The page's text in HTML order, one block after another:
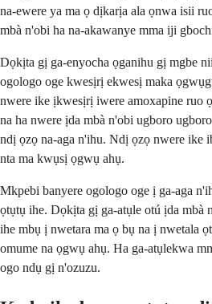
na-ewere ya ma ọ dịkarịa ala ọnwa isii
mbà n'obi ha na-akawanye mma iji
Dọkịta gị ga-enyocha ọganihu gị mgbe
ogologo oge kwesịrị ekwesị maka
nwere ike ịkwesịrị iwere amoxapine ruo
na ha nwere ịda mbà n'obi ugboro
ndị ọzọ na-aga n'ihu. Ndị ọzọ nwere ike
nta ma kwụsị ọgwụ ahụ.
Mkpebi banyere ogologo oge ị ga-aga
ọtụtụ ihe. Dọkịta gị ga-atụle otú ịda mbà
ihe mbụ ị nwetara ma ọ bụ na ị nwetala
omume na ọgwụ ahụ. Ha ga-atụlekwa
ogo ndụ gị n'ozuzu.